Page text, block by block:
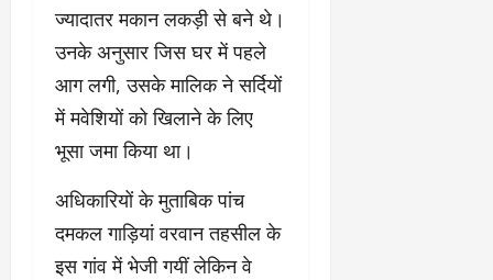
ज्यादातर मकान लकड़ी से बने थे।
उनके अनुसार जिस घर में पहले
आग लगी, उसके मालिक ने सर्दियों
में मवेशियों को खिलाने के लिए
भूसा जमा किया था।
अधिकारियों के मुताबिक पांच
दमकल गाड़ियां वरवान तहसील के
इस गांव में भेजी गयीं लेकिन वे